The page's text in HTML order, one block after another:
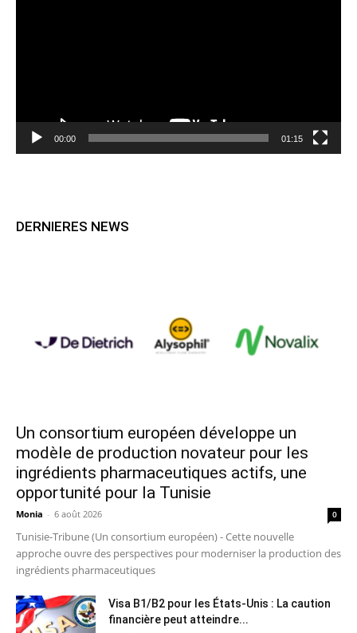
00:00 01:15
DERNIERES NEWS
Un consortium européen développe un
modèle de production novateur pour les
ingrédients pharmaceutiques actifs, une
opportunité pour la Tunisie
Monia - 6 août 2026 0
Tunisie-Tribune (Un consortium européen) - Cette nouvelle
approche ouvre des perspectives pour moderniser la production des
ingrédients pharmaceutiques
Visa B1/B2 pour les États-Unis : La caution
financière peut atteindre...